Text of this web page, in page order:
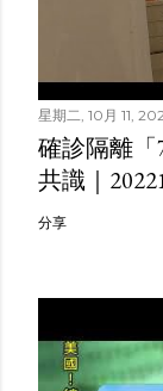
星期二, 10月 11,
確診隔離「
共識｜
分享